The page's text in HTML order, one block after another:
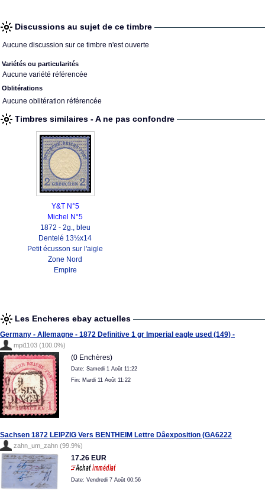
Discussions au sujet de ce timbre
Aucune discussion sur ce timbre n'est ouverte
Variétés ou particularités
Aucune variété référencée
Oblitérations
Aucune oblitération référencée
Timbres similaires - A ne pas confondre
Y&T N°5
Michel N°5
1872 - 2g., bleu
Dentelé 13½x14
Petit écusson sur l'aigle
Zone Nord
Empire
Les Encheres ebay actuelles
Germany - Allemagne - 1872 Definitive 1 gr Imperial eagle used (149) -
mpi1103 (100.0%)
(0 Enchères)
Date: Samedi 1 Août 11:22
Fin: Mardi 11 Août 11:22
Sachsen 1872 LEIPZIG Vers BENTHEIM Lettre Dâexposition (GA6222
zahn_um_zahn (99.9%)
17.26 EUR
Date: Vendredi 7 Août 00:56